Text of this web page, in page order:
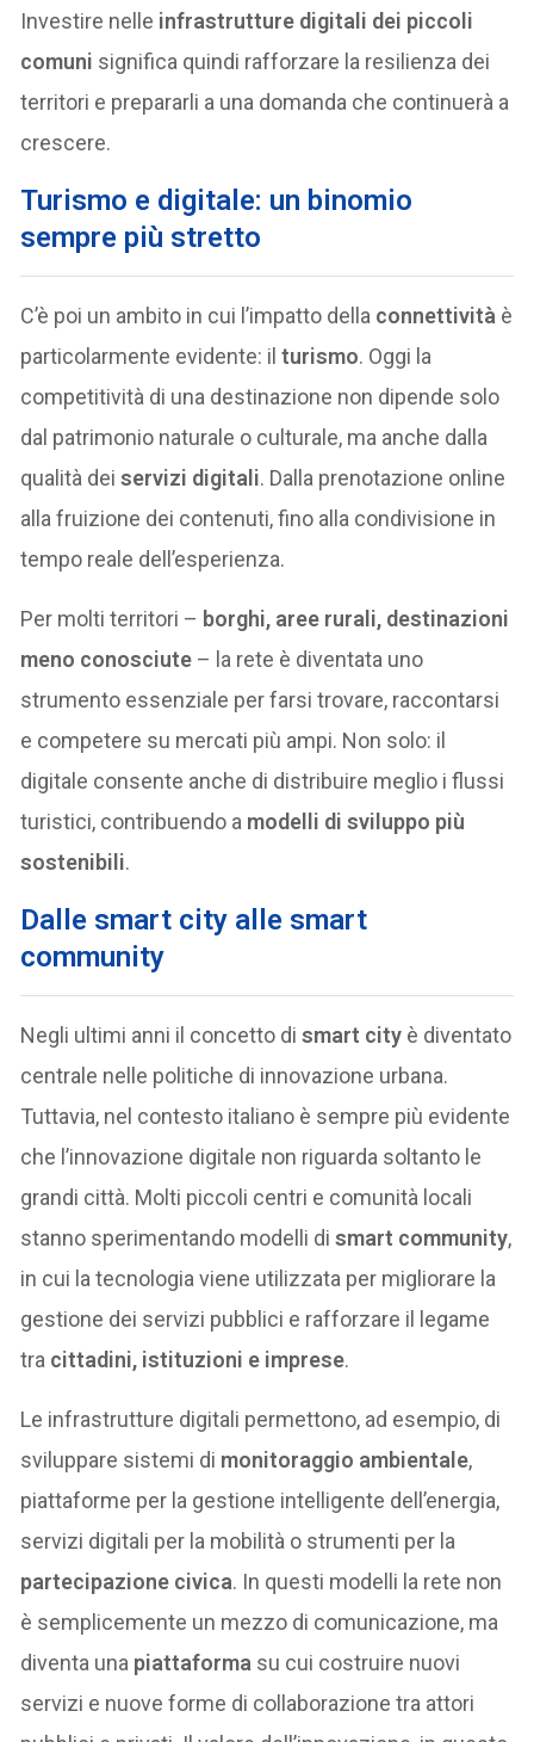
Investire nelle infrastrutture digitali dei piccoli
comuni significa quindi rafforzare la resilienza dei
territori e prepararli a una domanda che continuerà a
crescere.
Turismo e digitale: un binomio
sempre più stretto
C’è poi un ambito in cui l’impatto della connettività è
particolarmente evidente: ilturismo. Oggi la
competitività di una destinazione non dipende solo
dal patrimonio naturale o culturale, ma anche dalla
qualità deiservizi digitali. Dalla prenotazione online
alla fruizione dei contenuti, fino alla condivisione in
tempo reale dell’esperienza.
Per molti territori – borghi, aree rurali, destinazioni
meno conosciute – la rete è diventata uno
strumento essenziale per farsi trovare, raccontarsi
e competere su mercati più ampi. Non solo: il
digitale consente anche di distribuire meglio i flussi
turistici, contribuendo a modelli di sviluppo più
sostenibili.
Dalle smart city alle smart
community
Negli ultimi anni il concetto dismart city è diventato
centrale nelle politiche di innovazione urbana.
Tuttavia, nel contesto italiano è sempre più evidente
che l’innovazione digitale non riguarda soltanto le
grandi città. Molti piccoli centri e comunità locali
stanno sperimentando modelli dismart community,
in cui la tecnologia viene utilizzata per migliorare la
gestione dei servizi pubblici e rafforzare il legame
tra cittadini, istituzioni e imprese.
Le infrastrutture digitali permettono, ad esempio, di
sviluppare sistemi di monitoraggio ambientale,
piattaforme per la gestione intelligente dell’energia,
servizi digitali per la mobilità o strumenti per la
partecipazione civica. In questi modelli la rete non
è semplicemente un mezzo di comunicazione, ma
diventa una piattaforma su cui costruire nuovi
servizi e nuove forme di collaborazione tra attori